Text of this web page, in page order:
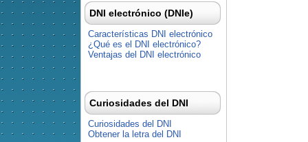
DNI electrónico (DNIe)
Características DNI electrónico
¿Qué es el DNI electrónico?
Ventajas del DNI electrónico
Curiosidades del DNI
Curiosidades del DNI
Obtener la letra del DNI